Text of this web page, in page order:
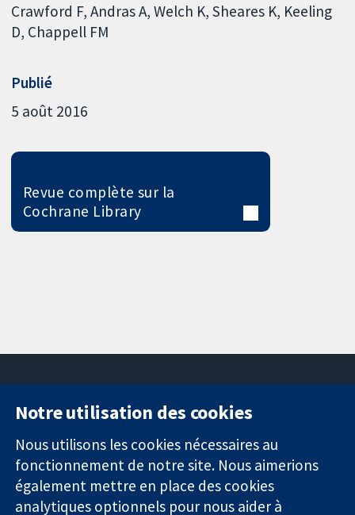
Crawford F Andras A Welch K Sheares K Keeling
D Chappell FM
Publié
5 août 2016
Revue complète sur la
Cochrane Library
Des données
probantes.
Des décisions
éclairées.
11-13 Cavendish
Square
Londres
W1G0AN
Royaume-Uni
nous
Actualités
Service de
presse
Qui sommes-
Notre utilisation des cookies
Nous utilisons les cookies nécessaires au
fonctionnement de notre site. Nous aimerions
également mettre en place des cookies
analytiques optionnels pour nous aider à